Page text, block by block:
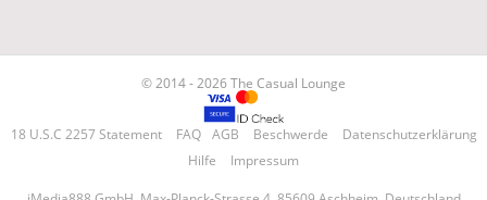
© 2014 - 2026 The Casual Lounge
18 U.S.C 2257 Statement FAQ AGB Beschwerde
Datenschutzerklärung
Hilfe
Impressum